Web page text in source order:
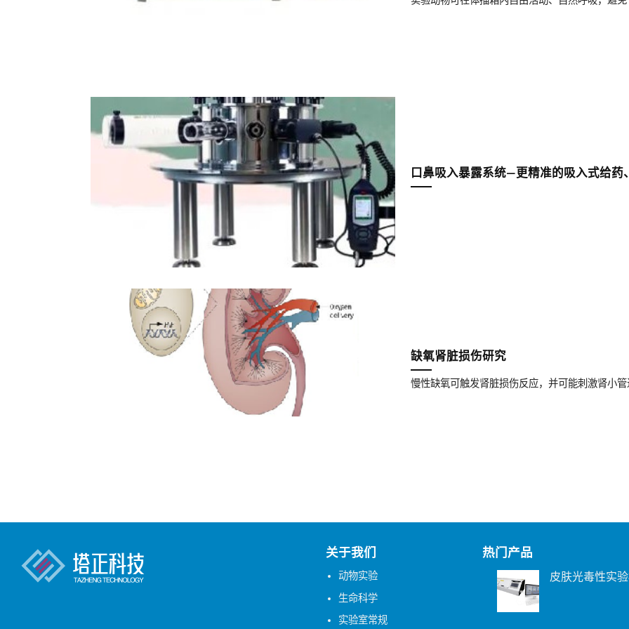
口鼻吸入暴露系统—更精准的吸入式给药
缺氧肾脏损伤研究
慢性缺氧可触发肾脏损伤反应，并可能刺激肾小
关于我们
动物实验
生命科学
实验室常规
热门产品
皮肤光毒性实